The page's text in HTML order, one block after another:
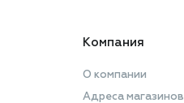
Компания
О компании
Адреса магазинов